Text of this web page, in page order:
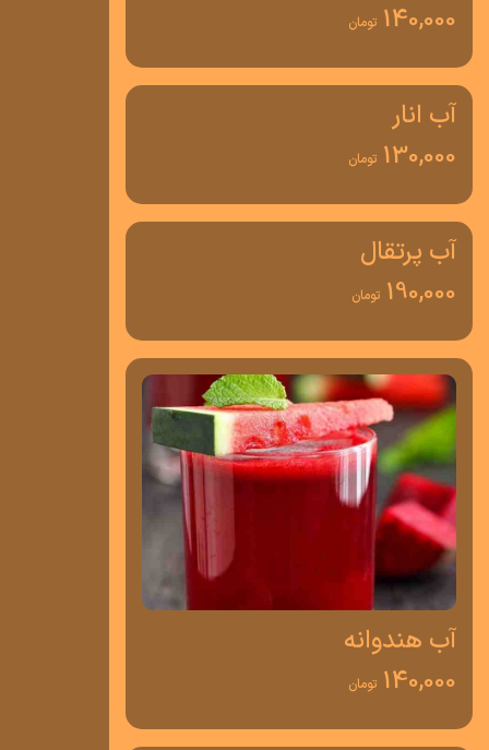
140,000 تومان
آب انار
130,000 تومان
آب پرتقال
190,000 تومان
آب هندوانه
140,000 تومان